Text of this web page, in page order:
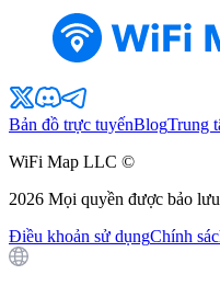
Bản đồ trực tuyếnBlogTrung
WiFi Map LLC ©
2026 Mọi quyền được bảo lưu
Điều khoản sử dụngChính